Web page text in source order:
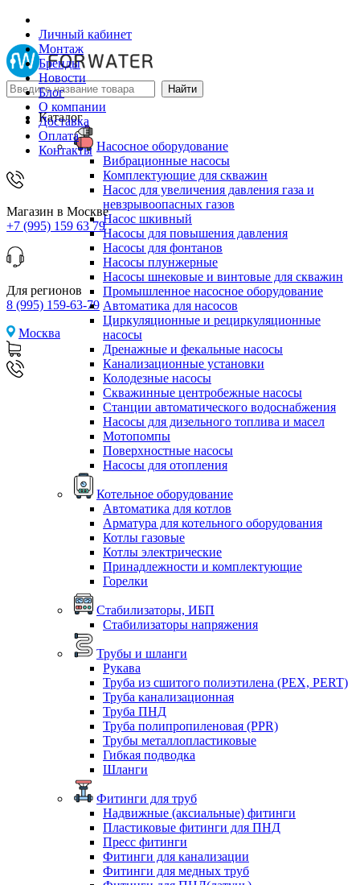
Личный кабинет
Монтаж
Бренды
Новости
Блог
О компании
Доставка
Оплата
Контакты
Магазин в Москве
+7 (995) 159 63 79
Для регионов
8 (995) 159-63-79
Москва
Каталог
Насосное оборудование
Вибрационные насосы
Комплектующие для скважин
Насос для увеличения давления газа и
невзрывоопасных газов
Насос шкивный
Насосы для повышения давления
Насосы для фонтанов
Насосы плунжерные
Насосы шнековые и винтовые для скважин
Промышленное насосное оборудование
Автоматика для насосов
Циркуляционные и рециркуляционные
насосы
Дренажные и фекальные насосы
Канализационные установки
Колодезные насосы
Скважинные центробежные насосы
Станции автоматического водоснабжения
Насосы для дизельного топлива и масел
Мотопомпы
Поверхностные насосы
Насосы для отопления
Котельное оборудование
Автоматика для котлов
Арматура для котельного оборудования
Котлы газовые
Котлы электрические
Принадлежности и комплектующие
Горелки
Стабилизаторы, ИБП
Стабилизаторы напряжения
Трубы и шланги
Рукава
Труба из сшитого полиэтилена (PEX, PERT)
Труба канализационная
Труба ПНД
Труба полипропиленовая (PPR)
Трубы металлопластиковые
Гибкая подводка
Шланги
Фитинги для труб
Надвижные (аксиальные) фитинги
Пластиковые фитинги для ПНД
Пресс фитинги
Фитинги для канализации
Фитинги для медных труб